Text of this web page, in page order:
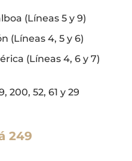
(Líneas 5 y 9)
(Líneas 4, 5 y 6)
(Líneas 4, 6 y 7)
200, 52, 61 y 29
249